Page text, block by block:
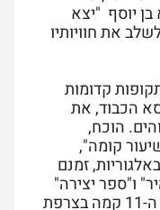
יוסף "יצא
את חוויותיו
קדומות
הכבוד, את
הוכח,
קומה",
זמנם
ו"ספר יצירה"
הם כתבים קדומים מאוד. במאה ה-11 קמה בצרפת